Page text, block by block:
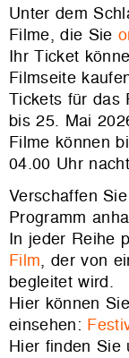
Unter dem
Filme, die Sie
Ihr Ticket
Filmseite
Tickets für das
bis 25. Mai
Filme können
04.00 Uhr
Verschaffen
Programm
In jeder Reihe
Film, der von
begleitet wird.
Hier können
einsehen:
Hier finden Sie